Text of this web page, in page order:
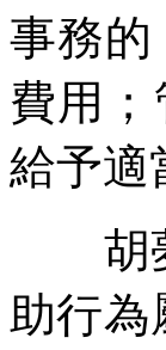
事務
費用
給予適
胡夢
助行為